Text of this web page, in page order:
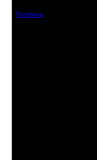
Профиль